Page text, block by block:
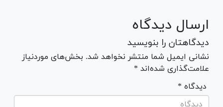
ارسال دیدگاه
دیدگاهتان را بنویسید
نشانی ایمیل شما منتشر نخواهد شد. بخش‌های موردنیاز
علامت‌گذاری شده‌اند *
* دیدگاه